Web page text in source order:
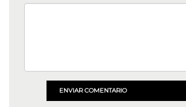
ENVIAR COMENTARIO